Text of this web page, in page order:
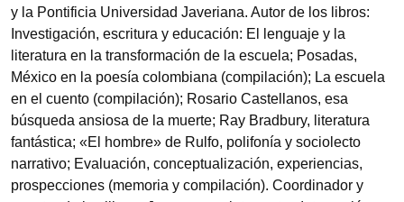
y la Pontificia Universidad Javeriana. Autor de los libros:
Investigación, escritura y educación: El lenguaje y la
literatura en la transformación de la escuela; Posadas,
México en la poesía colombiana (compilación); La escuela
en el cuento (compilación); Rosario Castellanos, esa
búsqueda ansiosa de la muerte; Ray Bradbury, literatura
fantástica; «El hombre» de Rulfo, polifonía y sociolecto
narrativo; Evaluación, conceptualización, experiencias,
prospecciones (memoria y compilación). Coordinador y